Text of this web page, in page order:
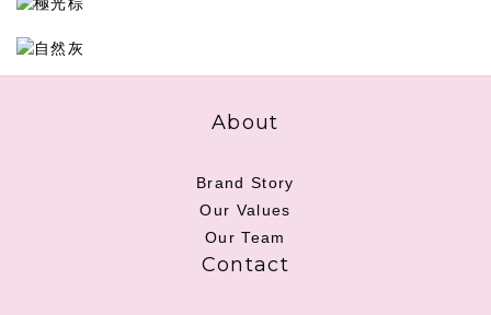
About
Brand Story
Our Values
Our Team
Contact